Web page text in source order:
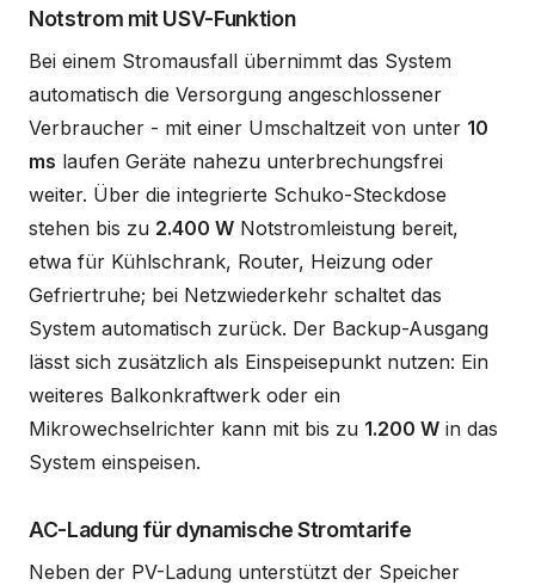
Notstrom mit USV-Funktion
Bei einem Stromausfall übernimmt das System
automatisch die Versorgung angeschlossener
Verbraucher - mit einer Umschaltzeit von unter 10
ms laufen Geräte nahezu unterbrechungsfrei
weiter. Über die integrierte Schuko-Steckdose
stehen bis zu 2.400 W Notstromleistung bereit,
etwa für Kühlschrank, Router, Heizung oder
Gefriertruhe; bei Netzwiederkehr schaltet das
System automatisch zurück. Der Backup-Ausgang
lässt sich zusätzlich als Einspeisepunkt nutzen: Ein
weiteres Balkonkraftwerk oder ein
Mikrowechselrichter kann mit bis zu 1.200 W in das
System einspeisen.
AC-Ladung für dynamische Stromtarife
Neben der PV-Ladung unterstützt der Speicher